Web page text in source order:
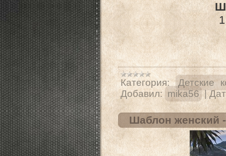
Категория:
Детские
Добавил: mika56 |
Шаблон женский